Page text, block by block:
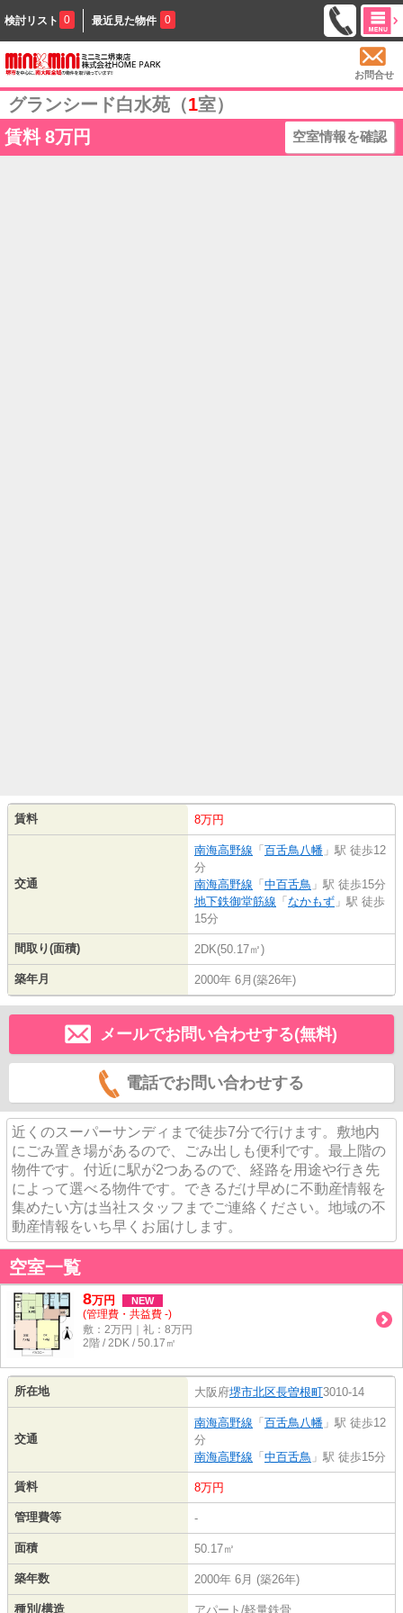
検討リスト 0 最近見た物件 0
お問合せ
グランシード白水苑（1室）
賃料 8万円 空室情報を確認
賃料 8万円
交通
南海高野線 「 百舌鳥八幡 」駅 徒歩12
分
南海高野線 「 中百舌鳥 」駅 徒歩15分
地下鉄御堂筋線 「 なかもず 」駅 徒歩
15分
間取り(面積) 2DK(50.17㎡)
築年月 2000年 6月(築26年)
メールでお問い合わせする(無料)
電話でお問い合わせする
近くのスーパーサンディまで徒歩7分で行けます。敷地内
にごみ置き場があるので、ごみ出しも便利です。最上階の
物件です。付近に駅が2つあるので、経路を用途や行き先
によって選べる物件です。できるだけ早めに不動産情報を
集めたい方は当社スタッフまでご連絡ください。地域の不
動産情報をいち早くお届けします。
空室一覧
8万円 NEW
(管理費・共益費 -)
敷：2万円｜礼：8万円
2階 / 2DK / 50.17㎡
所在地 大阪府堺市北区長曽根町3010-14
交通
南海高野線 「 百舌鳥八幡 」駅 徒歩12
分
南海高野線 「 中百舌鳥 」駅 徒歩15分
賃料 8万円
管理費等 -
面積 50.17㎡
築年数 2000年 6月 (築26年)
種別/構造 アパート/軽量鉄骨